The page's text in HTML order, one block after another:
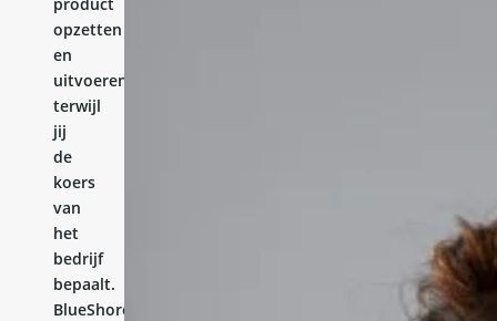
opzetten
en
uitvoeren,
terwijl
jij
de
koers
van
het
bedrijf
bepaalt.
BlueShores